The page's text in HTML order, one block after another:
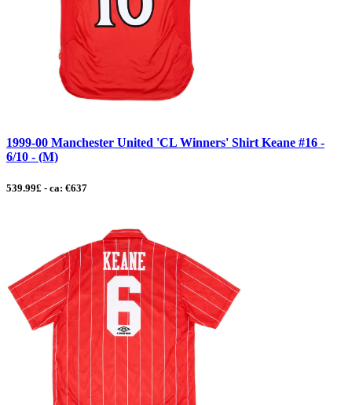
1999-00 Manchester United 'CL Winners' Shirt Keane #16 -
6/10 - (M)
539.99£ - ca: €637